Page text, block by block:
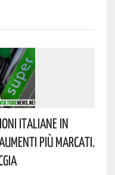
Italiane In
Più Marcati.